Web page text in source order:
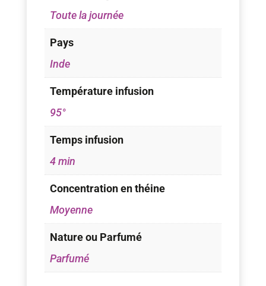
Toute la journée
Pays
Inde
Température infusion
95°
Temps infusion
4 min
Concentration en théine
Moyenne
Nature ou Parfumé
Parfumé